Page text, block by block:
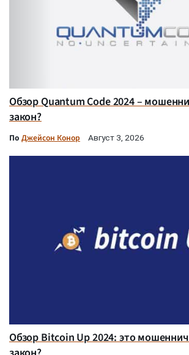
Обзор Quantum Code 2024 –
закон?
По Джейсон Конор Август 3, 2026
Обзор Bitcoin Up 2024: это